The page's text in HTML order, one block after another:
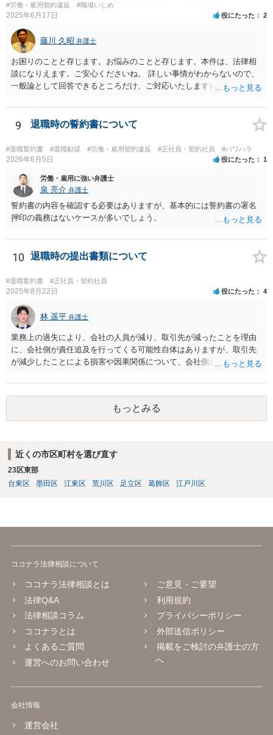
#労働・雇用契約違反
#職場いじめ
2025年6月17日 役にたった 2
藤川 久昭 弁護士
お困りのことと存じます。お悩みのことと存じます。本件は、法律相
談になりえます。ご安心くださいね。 詳しい事情がわからないので、
一般論として回答できるところだけ、ご対応いたしますね。 １ 期間
です（もめますので避けたいところですが）。 ２ 期間雇用の場合は
「やむをえない事由」が必要です。なければ損害賠償の対象となりえ
ます。ただ、実際は即時退職も不可能ではないです（同じく、もめる
ので避けたいところですが・・・）。 ３ 職場のパワーハラスメント
とは、同じ職場で働く者に対し、職務上の地位や人間関係などの職場
痛を与える又は職場環境を悪化させる行為をいいます。本件の言動
が、これらに該当するかどうか、証拠に基づいて、子細な分析と慎重
な対応が必要です。客観的証拠が不可欠です。 ４ 退職後の競業避止
義務については、合意についてすべての効力が発生するわけではない
の自由及び顧客の選択の自由を奪うものであるから、全てを有効と解
トでのやりとりだけでは、正確な回答が難しい案件です。本件は、法
的に正確に分析すべき事案です。素人判断は大いに危険です。 法的責
任をきちんと追及されたい場合には、労働法にかなり詳しく、上記に
関係した法理等にも通じた弁護士等に相談し、法的に正確に分析して
もらい、今後の対応を検討するべきです。弁護士への直接相談が良い
と思います。なぜならば、法的にきちんと解明するために、良い知恵
を得るには必要だからです。良い解決になりますよう祈念しておりま
す。納得のいかないことは徹底的に解明しましょう！ 頑張って下さ
9 退職時の誓約書について
#退職誓約書 #退職勧奨 #労働・雇用契約違反 #正社員・契約社員 #パワハラ
2026年6月5日 役にたった 1
労働・雇用に強い弁護士
泉 亮介 弁護士
誓約書の内容を確認する必要はありますが、基本的には誓約書の署名
押印の義務はないケースが多いでしょう。
10 退職時の提出書類について
#退職誓約書 #正社員・契約社員
2025年8月22日 役にたった 4
林 遥平 弁護士
業務上の過失により、会社の人員が減り、取引先が減ったことを理由
に、会社側が責任追及を行ってくる可能性自体はありますが、取引先
が減少したことによる損害や因果関係について、会社側が立証する義
高いです。 誓約書に、「何かあれば損害賠償をします」という文言が
あると、賠償責任についての会社側の立証のハードルは下がるので、
署名すべきではないということになります。
もっとみる
近くの市区町村を選び直す
23区東部
台東区
墨田区 江東区 荒川区 足立区 葛飾区 江戸川区
ココナラ法律相談について
ココナラ法律相談とは
法律Q&A
法律相談コラム
ココナラとは
よくあるご質問
運営へのお問い合わせ
ご意見・ご要望
利用規約
プライバシーポリシー
外部送信ポリシー
掲載をご検討の弁護士の方
へ
会社情報
運営会社